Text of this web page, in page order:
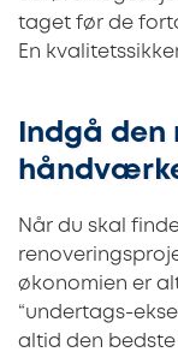
taget før de
En
Indgå
Når du skal
økonomien er
“undertags-
altid den bedste